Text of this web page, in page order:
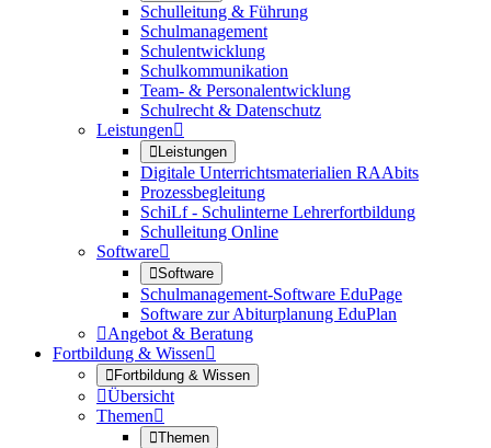
Schulleitung & Führung
Schulmanagement
Schulentwicklung
Schulkommunikation
Team- & Personalentwicklung
Schulrecht & Datenschutz
Leistungen
Leistungen
Digitale Unterrichtsmaterialien RAAbits
Prozessbegleitung
SchiLf - Schulinterne Lehrerfortbildung
Schulleitung Online
Software
Software
Schulmanagement-Software EduPage
Software zur Abiturplanung EduPlan
Angebot & Beratung
Fortbildung & Wissen
Fortbildung & Wissen
Übersicht
Themen
Themen